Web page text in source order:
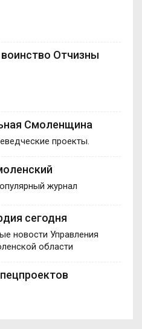
Отчизны
Смоленщина
проекты.
журнал
сегодня
новости Управления
области